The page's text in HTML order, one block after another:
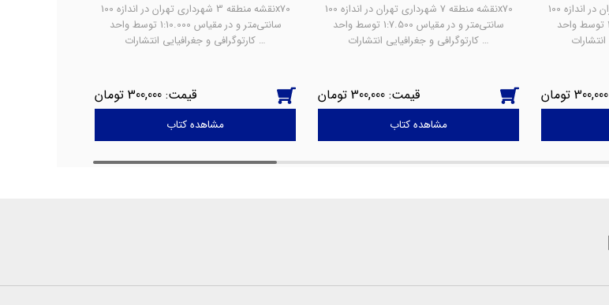
نقشه منطقه 3 شهرداری تهران در اندازه 100x70
سانتی‌متر و در مقیاس 1:10.000 توسط واحد
کارتوگرافی و جغرافیایی انتشارات …
300,000
مشاهده کتاب
نقشه منطقه 7 شهرداری تهران در اندازه 100x70
سانتی‌متر و در مقیاس 1:7.500 توسط واحد
کارتوگرافی و جغرافیایی انتشارات …
300,000
مشاهده کتاب
نقشه منطقه 8 شهرداری تهران در اندازه 100x70
سانتی‌متر و در مقیاس 1:8.000 توسط واحد
300,000